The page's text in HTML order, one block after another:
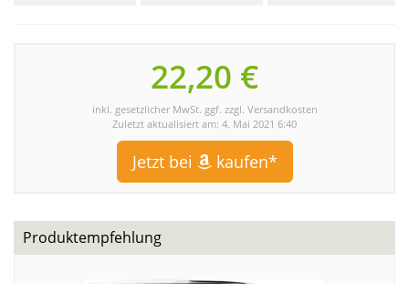
22,20 €
inkl. gesetzlicher MwSt. ggf. zzgl. Versandkosten
Zuletzt aktualisiert am: 4. Mai 2021 6:40
Jetzt bei kaufen*
Produktempfehlung